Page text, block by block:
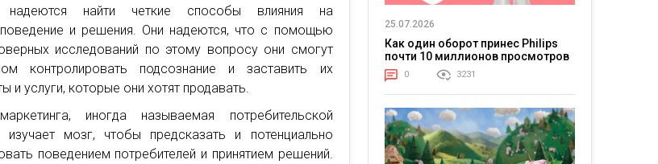
найти четкие способы влияния на
поведение и решения. Они надеются, что с помощью
исследований по этому вопросу они смогут
контролировать подсознание и заставить их
и услуги, которые они хотят продавать.
иногда называемая потребительской
изучает мозг, чтобы предсказать и потенциально
поведением потребителей и принятием решений.
25.07.2026
Как один оборот принес Philips
почти 10 миллионов просмотров
0 3231